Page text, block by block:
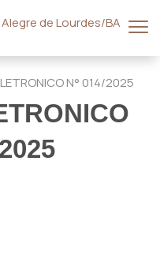
N° 014/2025